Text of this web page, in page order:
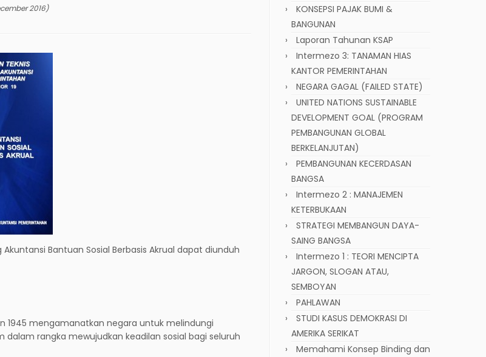
2016)
Bantuan Sosial Berbasis Akrual dapat diunduh
1945 mengamanatkan negara untuk melindungi
rangka mewujudkan keadilan sosial bagi seluruh
KONSEPSI PAJAK BUMI &
BANGUNAN
Laporan Tahunan KSAP
Intermezo 3: TANAMAN HIAS
KANTOR PEMERINTAHAN
NEGARA GAGAL (FAILED STATE)
UNITED NATIONS SUSTAINABLE
DEVELOPMENT GOAL (PROGRAM
PEMBANGUNAN GLOBAL
BERKELANJUTAN)
PEMBANGUNAN KECERDASAN
BANGSA
Intermezo 2 : MANAJEMEN
KETERBUKAAN
STRATEGI MEMBANGUN DAYA-
SAING BANGSA
Intermezo 1 : TEORI MENCIPTA
JARGON, SLOGAN ATAU,
SEMBOYAN
PAHLAWAN
STUDI KASUS DEMOKRASI DI
AMERIKA SERIKAT
Memahami Konsep Binding dan